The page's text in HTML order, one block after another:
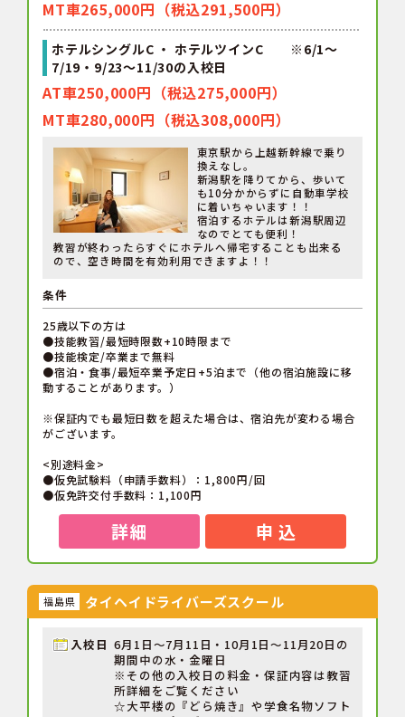
MT車265,000円（税込291,500円）
ホテルシングルC ・ ホテルツインC ※6/1～
7/19・9/23～11/30の入校日
AT車250,000円（税込275,000円）
MT車280,000円（税込308,000円）
東京駅から上越新幹線で乗り
換えなし。
新潟駅を降りてから、歩いて
も10分かからずに自動車学校
に着いちゃいます！！
宿泊するホテルは新潟駅周辺
なのでとても便利！
教習が終わったらすぐにホテルへ帰宅することも出来る
ので、空き時間を有効利用できますよ！！
条件
25歳以下の方は
●技能教習/最短時限数+10時限まで
●技能検定/卒業まで無料
●宿泊・食事/最短卒業予定日+5泊まで（他の宿泊施設に移
動することがあります。）
※保証内でも最短日数を超えた場合は、宿泊先が変わる場合
がございます。
<別途料金>
●仮免試験料（申請手数料）：1,800円/回
●仮免許交付手数料：1,100円
詳細 申 込
福島県 タイヘイドライバーズスクール
入校日 6月1日～7月11日・10月1日～11月20日の
期間中の水・金曜日
※その他の入校日の料金・保証内容は教習
所詳細をご覧ください
☆大平楼の『どら焼き』や学食名物ソフト